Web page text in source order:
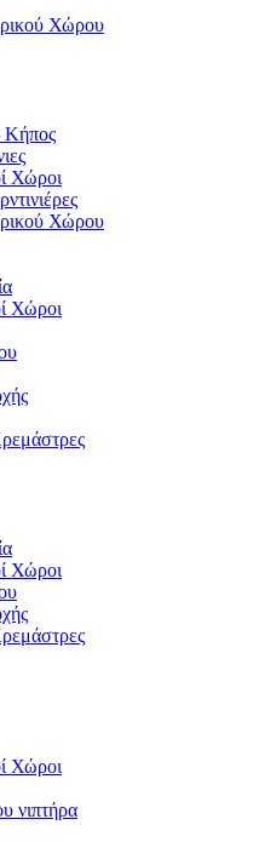
Χώρου
Κήπος
Χώροι
Χώρου
Χώροι
Χώροι
Χώροι
νιπτήρα